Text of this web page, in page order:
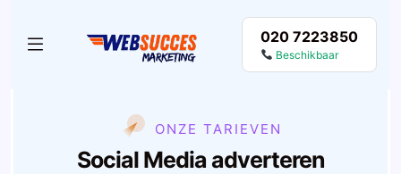
020 7223850
Beschikbaar
ONZE TARIEVEN
Social Media adverteren